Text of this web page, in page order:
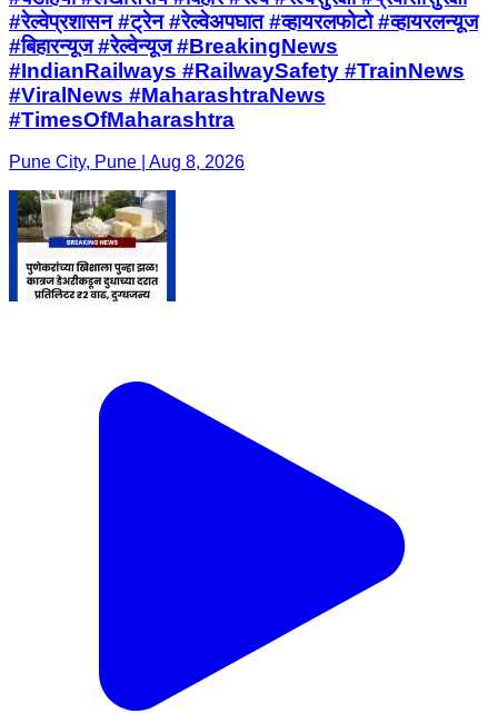
#रेल्वेप्रशासन #ट्रेन #रेल्वेअपघात #व्हायरलफोटो #व्हायरलन्यूज
#बिहारन्यूज #रेल्वेन्यूज #BreakingNews
#IndianRailways #RailwaySafety #TrainNews
#ViralNews #MaharashtraNews
#TimesOfMaharashtra
Pune City, Pune | Aug 8, 2026